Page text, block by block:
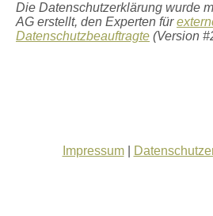
Die Datenschutzerklärung wurde
AG erstellt, den Experten für
Datenschutzbeauftragte (Version
Impressum|